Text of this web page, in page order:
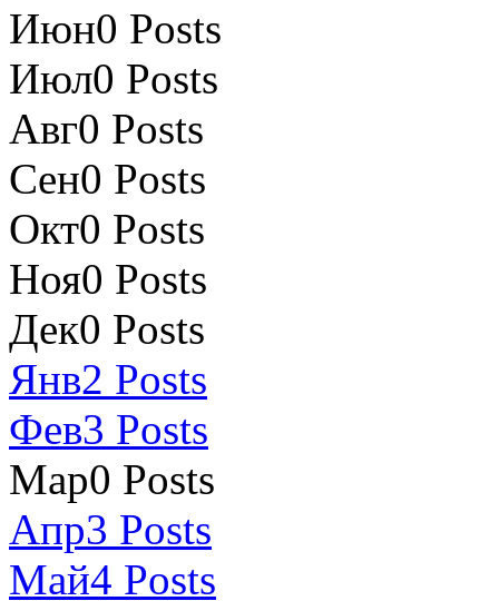
Июн0 Posts
Июл0 Posts
Авг0 Posts
Сен0 Posts
Окт0 Posts
Ноя0 Posts
Дек0 Posts
Янв2 Posts
Фев3 Posts
Мар0 Posts
Апр3 Posts
Май4 Posts